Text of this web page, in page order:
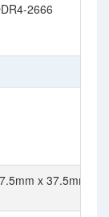
2666
x 37.5mm